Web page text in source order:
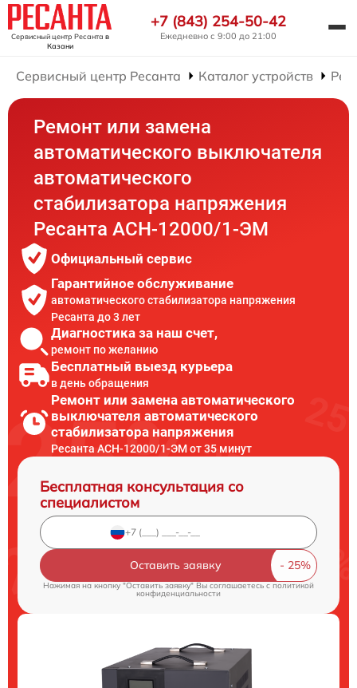
Сервисный центр Ресанта в
Казани
+7 (843) 254-50-42
Ежедневно с 9:00 до 21:00
Сервисный центр Ресанта Каталог устройств
Ремонт или замена
автоматического выключателя
автоматического
стабилизатора напряжения
Ресанта АСН-12000/1-ЭМ
Официальный сервис
Гарантийное обслуживание
автоматического стабилизатора напряжения
Ресанта до 3 лет
Диагностика за наш счет,
ремонт по желанию
Бесплатный выезд курьера
в день обращения
Ремонт или замена автоматического
выключателя автоматического
стабилизатора напряжения
Ресанта АСН-12000/1-ЭМ от 35 минут
Бесплатная консультация со
специалистом
Оставить заявку
Нажимая на кнопку "Оставить заявку" Вы соглашаетесь cполитикой
конфиденциальности